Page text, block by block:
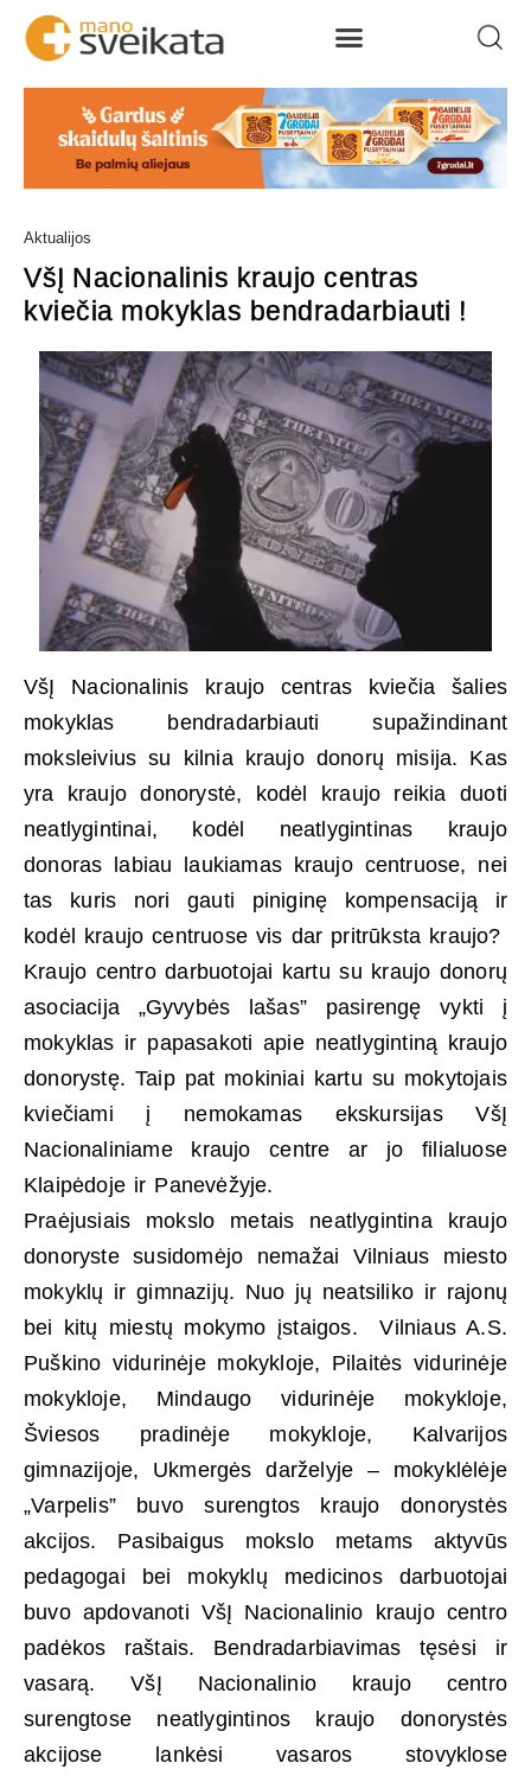
Aktualijos
VšĮ Nacionalinis kraujo centras
kviečia mokyklas bendradarbiauti !
VšĮ Nacionalinis kraujo centras kviečia šalies
mokyklas bendradarbiauti supažindinant
moksleivius su kilnia kraujo donorų misija. Kas
yra kraujo donorystė, kodėl kraujo reikia duoti
neatlygintinai, kodėl neatlygintinas kraujo
donoras labiau laukiamas kraujo centruose, nei
tas kuris nori gauti piniginę kompensaciją ir
kodėl kraujo centruose vis dar pritrūksta kraujo?
Kraujo centro darbuotojai kartu su kraujo donorų
asociacija „Gyvybės lašas” pasirengę vykti į
mokyklas ir papasakoti apie neatlygintiną kraujo
donorystę. Taip pat mokiniai kartu su mokytojais
kviečiami į nemokamas ekskursijas VšĮ
Nacionaliniame kraujo centre ar jo filialuose
Klaipėdoje ir Panevėžyje.
Praėjusiais mokslo metais neatlygintina kraujo
donoryste susidomėjo nemažai Vilniaus miesto
mokyklų ir gimnazijų. Nuo jų neatsiliko ir rajonų
bei kitų miestų mokymo įstaigos. Vilniaus A.S.
Puškino vidurinėje mokykloje, Pilaitės vidurinėje
mokykloje, Mindaugo vidurinėje mokykloje,
Šviesos pradinėje mokykloje, Kalvarijos
gimnazijoje, Ukmergės darželyje – mokyklėlėje
„Varpelis” buvo surengtos kraujo donorystės
akcijos. Pasibaigus mokslo metams aktyvūs
pedagogai bei mokyklų medicinos darbuotojai
buvo apdovanoti VšĮ Nacionalinio kraujo centro
padėkos raštais. Bendradarbiavimas tęsėsi ir
vasarą. VšĮ Nacionalinio kraujo centro
surengtose neatlygintinos kraujo donorystės
akcijose lankėsi vasaros stovyklose